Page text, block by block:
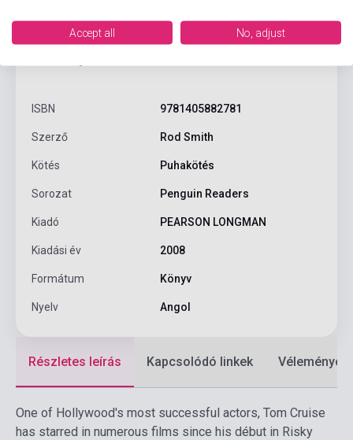
ISBN 9781405882781
Szerző Rod Smith
Kötés Puhakötés
Sorozat Penguin Readers
Kiadó PEARSON LONGMAN
Kiadási év 2008
Formátum Könyv
Nyelv Angol
Részletes leírás Kapcsolódó linkek Vélemények
One of Hollywood's most successful actors, Tom Cruise
has starred in numerous films since his début in Risky
Accept all No, adjust